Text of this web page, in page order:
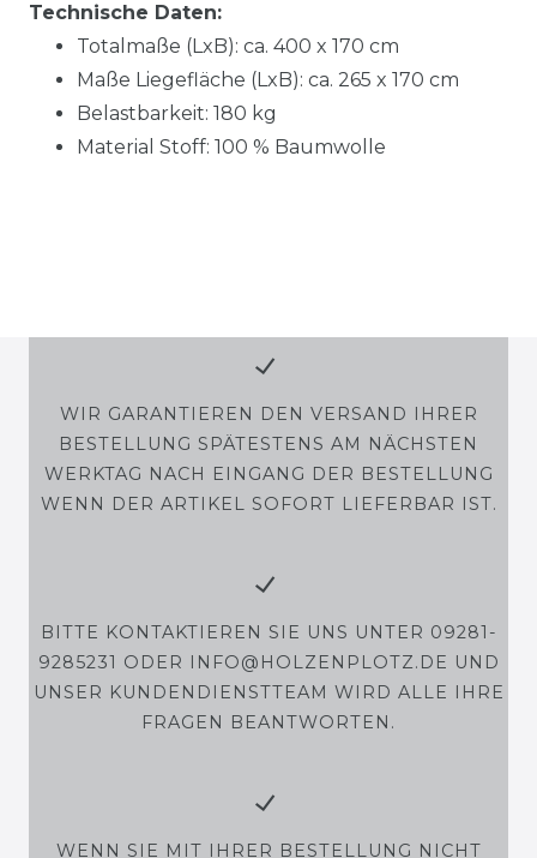
Technische Daten:
Totalmaße (LxB): ca. 400 x 170 cm
Maße Liegefläche (LxB): ca. 265 x 170 cm
Belastbarkeit: 180 kg
Material Stoff: 100 % Baumwolle
WIR GARANTIEREN DEN VERSAND IHRER
BESTELLUNG SPÄTESTENS AM NÄCHSTEN
WERKTAG NACH EINGANG DER BESTELLUNG
WENN DER ARTIKEL SOFORT LIEFERBAR IST.
BITTE KONTAKTIEREN SIE UNS UNTER 09281-
9285231 ODER INFO@HOLZENPLOTZ.DE UND
UNSER KUNDENDIENSTTEAM WIRD ALLE IHRE
FRAGEN BEANTWORTEN.
WENN SIE MIT IHRER BESTELLUNG NICHT